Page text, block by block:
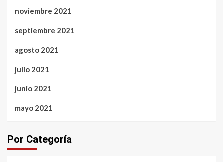
noviembre 2021
septiembre 2021
agosto 2021
julio 2021
junio 2021
mayo 2021
Por Categoría